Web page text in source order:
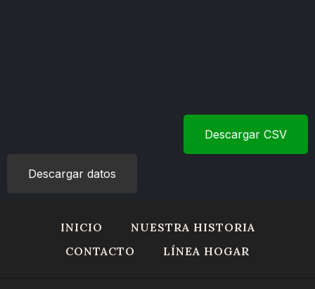
Descargar CSV
Descargar datos
INICIO
NUESTRA HISTORIA
CONTACTO
LÍNEA HOGAR